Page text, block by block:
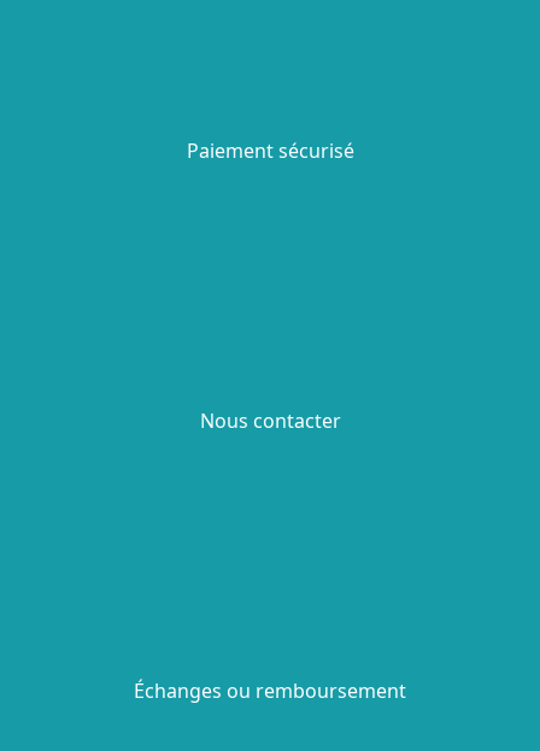
Paiement sécurisé
Nous contacter
Échanges ou remboursement